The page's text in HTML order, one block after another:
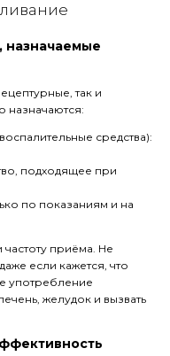
так и
назначаются:
средства):
подходящее при
по показаниям и на
приёма. Не
если кажется, что
употребление
желудок и вызвать